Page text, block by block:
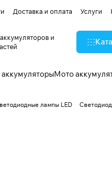
Доставка и оплата Услуги
и
аккумуляторыМото
лампы LED